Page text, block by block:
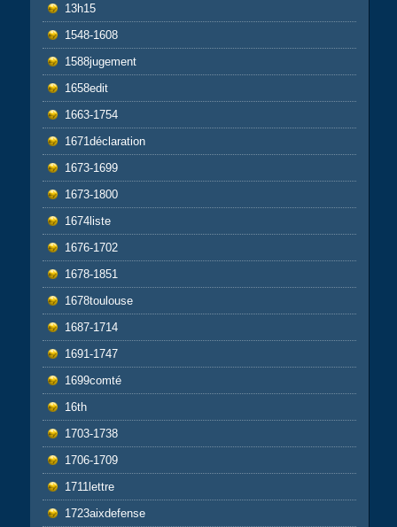
13h15
1548-1608
1588jugement
1658edit
1663-1754
1671déclaration
1673-1699
1673-1800
1674liste
1676-1702
1678-1851
1678toulouse
1687-1714
1691-1747
1699comté
16th
1703-1738
1706-1709
1711lettre
1723aixdefense